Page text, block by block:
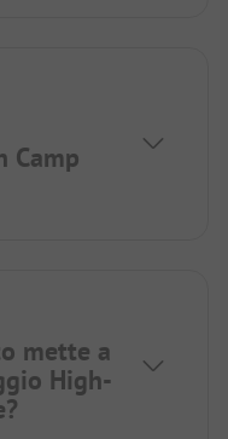
Camp
mette a
High-